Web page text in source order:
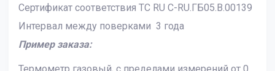
Сертификат соответствия ТС RU C-RU.ГБ05.В.00139
Интервал между поверками 3 года
Пример заказа: